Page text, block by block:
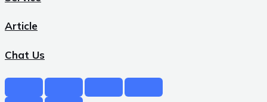
Article
Chat Us